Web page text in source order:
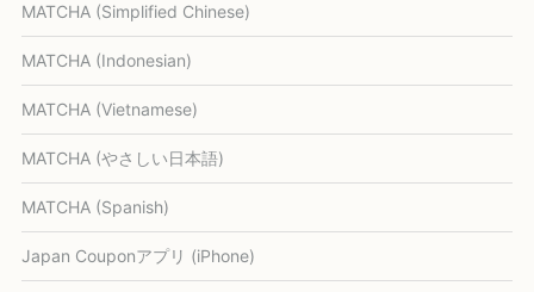
MATCHA (Simplified Chinese)
MATCHA (Indonesian)
MATCHA (Vietnamese)
MATCHA (やさしい日本語)
MATCHA (Spanish)
Japan Couponアプリ (iPhone)